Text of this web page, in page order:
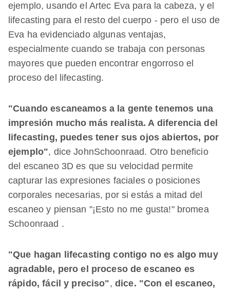
ejemplo, usando el Artec Eva para la cabeza, y el
lifecasting para el resto del cuerpo - pero el uso de
Eva ha evidenciado algunas ventajas,
especialmente cuando se trabaja con personas
mayores que pueden encontrar engorroso el
proceso del lifecasting.
"Cuando escaneamos a la gente tenemos una
impresión mucho más realista. A diferencia del
lifecasting, puedes tener sus ojos abiertos, por
ejemplo", dice JohnSchoonraad. Otro beneficio
del escaneo 3D es que su velocidad permite
capturar las expresiones faciales o posiciones
corporales necesarias, por si estás a mitad del
escaneo y piensan "¡Esto no me gusta!" bromea
Schoonraad .
"Que hagan lifecasting contigo no es algo muy
agradable, pero el proceso de escaneo es
rápido, fácil y preciso", dice. "Con el escaneo,